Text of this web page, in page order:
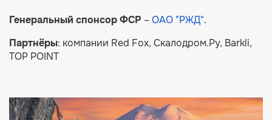
Генеральный спонсор ФСР – ОАО "РЖД".
Партнёры: компании Red Fox, Скалодром.Ру, Barkli,
TOP POINT